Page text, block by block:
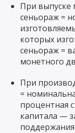
При выпуске
сеньораж =
которых
сеньораж =
монетного
При
=
процентная
капитала —